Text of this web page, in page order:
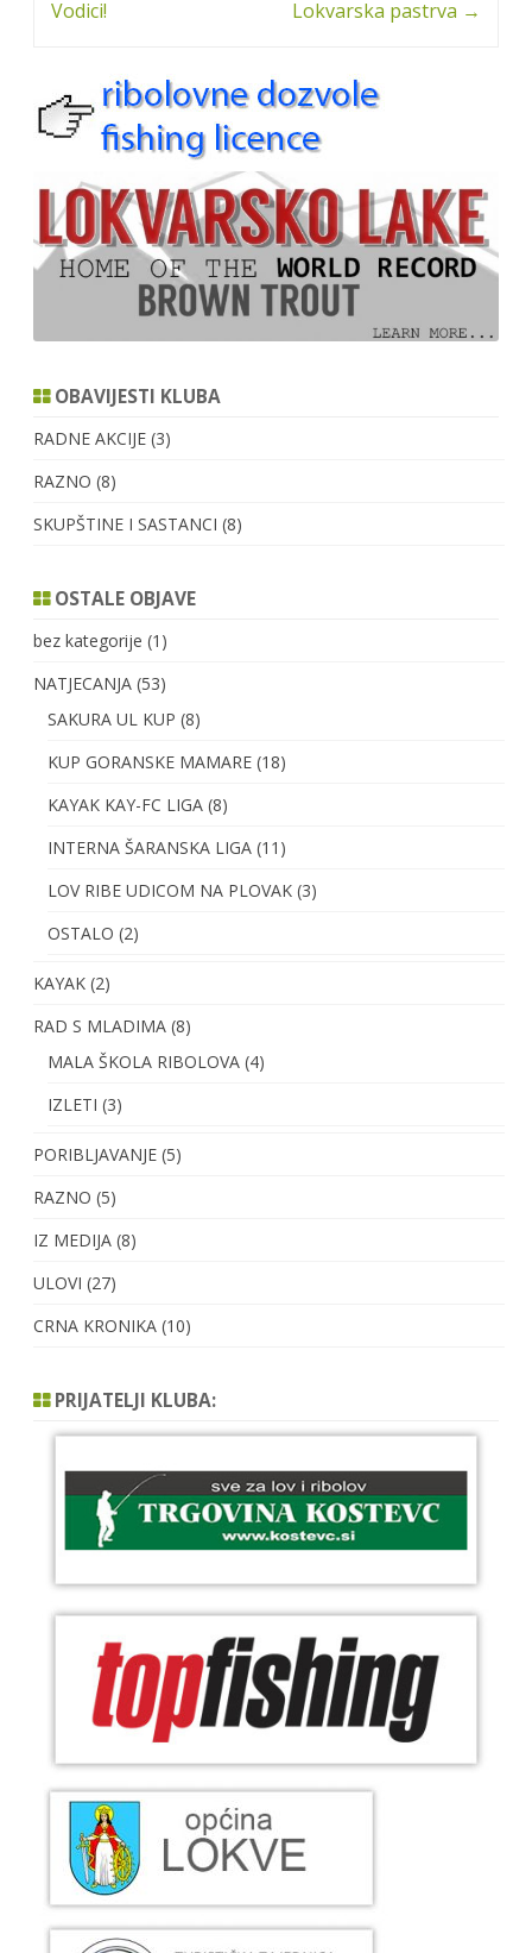
Vodici! Lokvarska pastrva →
OBAVIJESTI KLUBA
RADNE AKCIJE (3)
RAZNO (8)
SKUPŠTINE I SASTANCI (8)
OSTALE OBJAVE
bez kategorije (1)
NATJECANJA (53)
SAKURA UL KUP (8)
KUP GORANSKE MAMARE (18)
KAYAK KAY-FC LIGA (8)
INTERNA ŠARANSKA LIGA (11)
LOV RIBE UDICOM NA PLOVAK (3)
OSTALO (2)
KAYAK (2)
RAD S MLADIMA (8)
MALA ŠKOLA RIBOLOVA (4)
IZLETI (3)
PORIBLJAVANJE (5)
RAZNO (5)
IZ MEDIJA (8)
ULOVI (27)
CRNA KRONIKA (10)
PRIJATELJI KLUBA: